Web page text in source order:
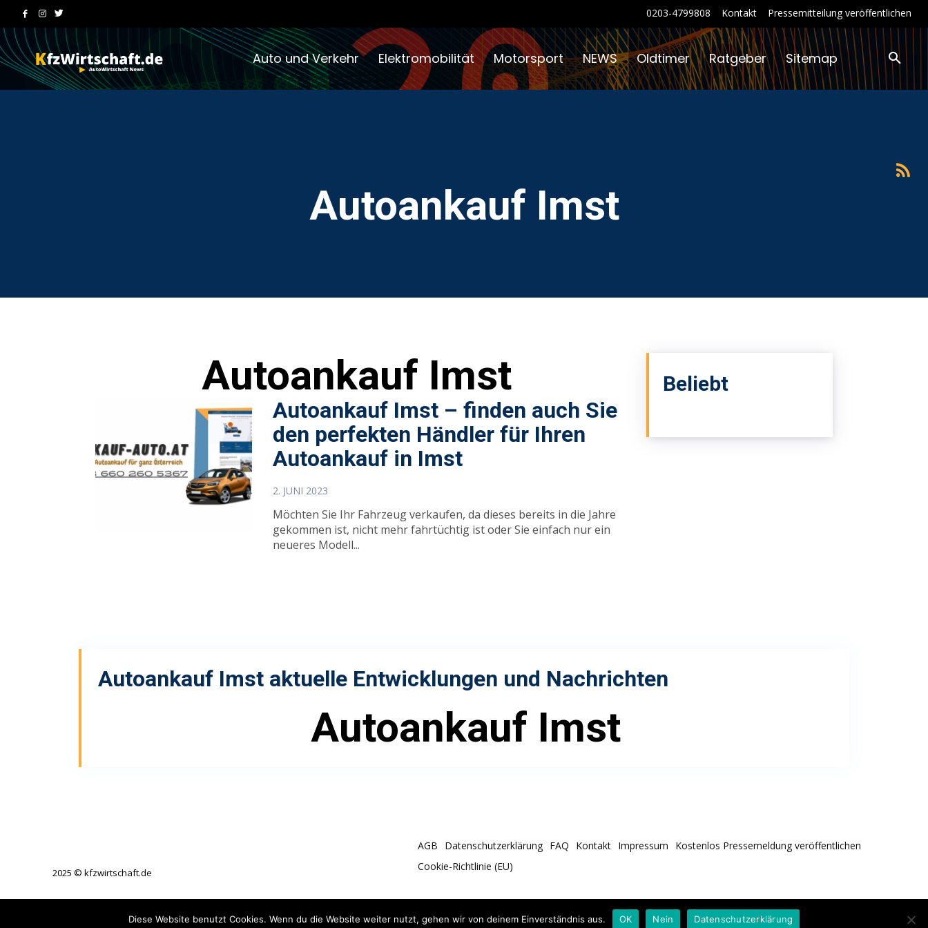
0203-4799808 Kontakt Pressemitteilung veröffentlichen
Auto und Verkehr Elektromobilität Motorsport NEWS Oldtimer Ratgeber Sitemap
Autoankauf Imst
Autoankauf Imst
Autoankauf Imst – finden auch Sie
den perfekten Händler für Ihren
Autoankauf in Imst
2. JUNI 2023
Möchten Sie Ihr Fahrzeug verkaufen, da dieses bereits in die Jahre
gekommen ist, nicht mehr fahrtüchtig ist oder Sie einfach nur ein
neueres Modell...
Beliebt
Autoankauf Imst aktuelle Entwicklungen und Nachrichten
Autoankauf Imst
2025 © kfzwirtschaft.de
AGB Datenschutzerklärung FAQ Kontakt Impressum
Kostenlos Pressemeldung veröffentlichen
Cookie-Richtlinie (EU)
Diese Website benutzt Cookies. Wenn du die Website weiter nutzt, gehen wir von deinem Einverständnis aus. OK Nein Datenschutzerklärung